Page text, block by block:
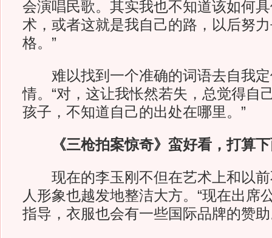
会演唱民歌。其实我也不知道该如何
术，或者这就是我自己的路，以后努
格。”
难以找到一个准确的词语去自我定
情。“对，这让我怅然若失，总觉得自
孩子，不知道自己的出处在哪里。”
《三枪拍案惊奇》蛮好看，打算下
现在的李玉刚不但在艺术上和以前
人形象也越发地整洁大方。“现在出席
指导，衣服也会有一些国际品牌的赞助